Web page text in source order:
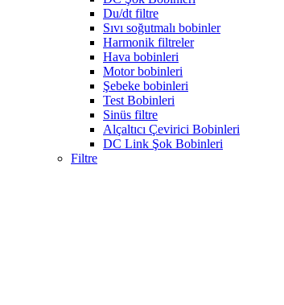
Du/dt filtre
Sıvı soğutmalı bobinler
Harmonik filtreler
Hava bobinleri
Motor bobinleri
Şebeke bobinleri
Test Bobinleri
Sinüs filtre
Alçaltıcı Çevirici Bobinleri
DC Link Şok Bobinleri
Filtre